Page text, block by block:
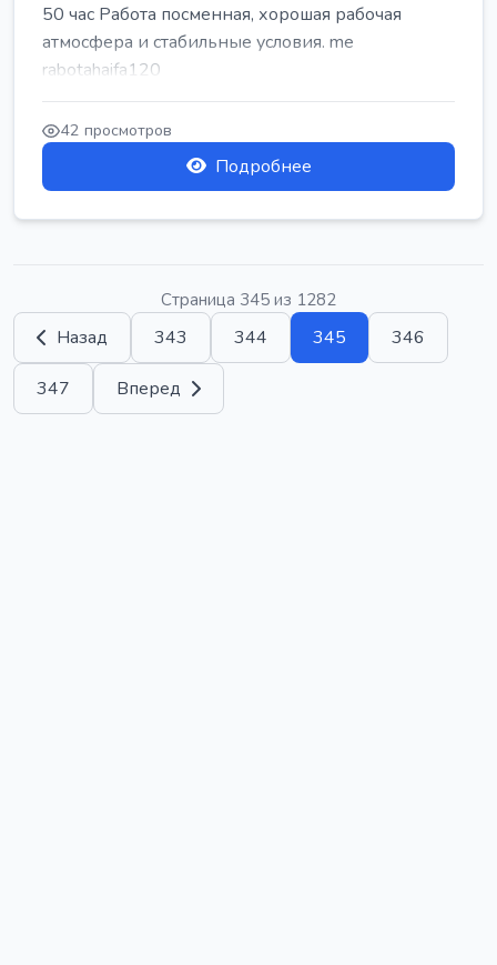
50 час Работа посменная, хорошая рабочая
атмосфера и стабильные условия. me
rabotahaifa120
42 просмотров
Подробнее
Страница 345 из 1282
Назад 343 344 345 346
347 Вперед